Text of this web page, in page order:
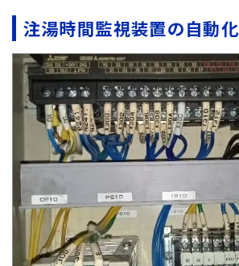
注湯時間監視装置の自動化